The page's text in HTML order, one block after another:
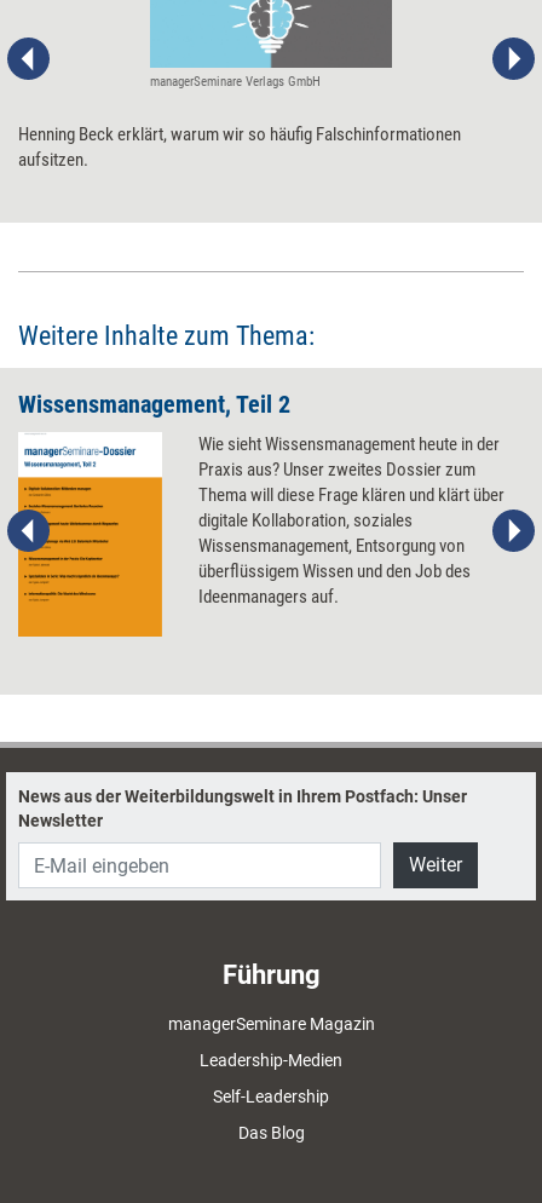
managerSeminare Verlags GmbH
Henning Beck erklärt, warum wir so häufig Falschinformationen
aufsitzen.
Weitere Inhalte zum Thema:
Wissensmanagement, Teil 2
Wie sieht Wissensmanagement heute in der
Praxis aus? Unser zweites Dossier zum
Thema will diese Frage klären und klärt über
digitale Kollaboration, soziales
Wissensmanagement, Entsorgung von
überflüssigem Wissen und den Job des
Ideenmanagers auf.
News aus der Weiterbildungswelt in Ihrem Postfach: Unser
Newsletter
Weiter
Führung
managerSeminare Magazin
Leadership-Medien
Self-Leadership
Das Blog